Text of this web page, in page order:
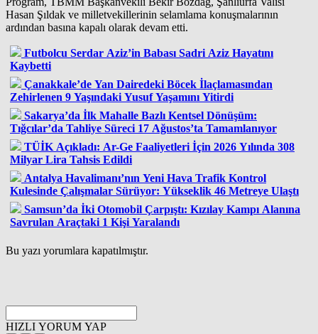
Hasan Şıldak ve milletvekillerinin selamlama konuşmalarının
ardından basına kapalı olarak devam etti.
Futbolcu Serdar Aziz’in Babası Sadri Aziz Hayatını
Kaybetti
Çanakkale’de Yan Dairedeki Böcek İlaçlamasından
Zehirlenen 9 Yaşındaki Yusuf Yaşamını Yitirdi
Sakarya’da İlk Mahalle Bazlı Kentsel Dönüşüm:
Tığcılar’da Tahliye Süreci 17 Ağustos’ta Tamamlanıyor
TÜİK Açıkladı: Ar-Ge Faaliyetleri İçin 2026 Yılında 308
Milyar Lira Tahsis Edildi
Antalya Havalimanı’nın Yeni Hava Trafik Kontrol
Kulesinde Çalışmalar Sürüyor: Yükseklik 46 Metreye Ulaştı
Samsun’da İki Otomobil Çarpıştı: Kızılay Kampı Alanına
Savrulan Araçtaki 1 Kişi Yaralandı
Bu yazı yorumlara kapatılmıştır.
HIZLI YORUM YAP